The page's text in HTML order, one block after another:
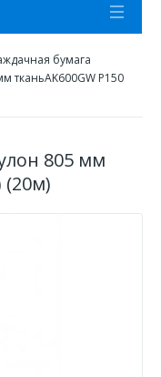
бумага
тканьAK600GW Р150
805 мм
(20м)